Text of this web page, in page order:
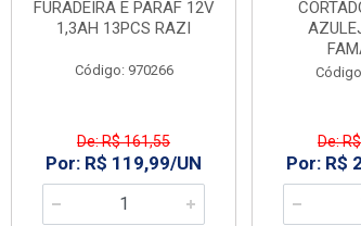
FURADEIRA E PARAF 12V
1,3AH 13PCS RAZI
Código: 970266
De: R$ 161,55
Por: R$ 119,99/UN
De:
Por: R$